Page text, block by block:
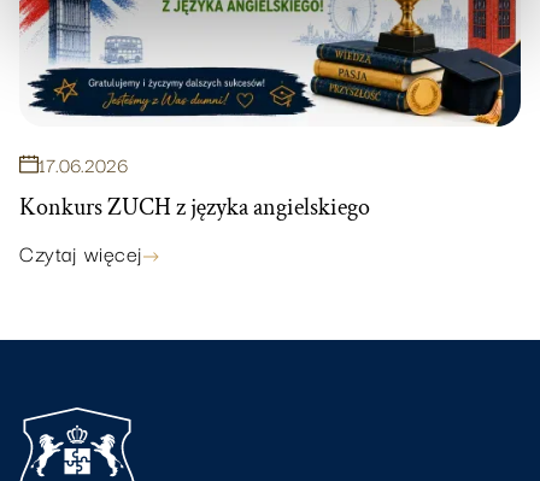
17.06.2026
Konkurs ZUCH z języka angielskiego
Czytaj więcej